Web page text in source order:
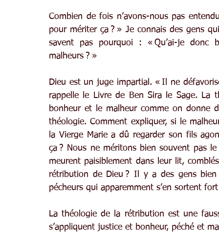
Combien de fois n’avons-nous pas
pour mériter ça ? » Je connais des gens
savent pas pourquoi : « Qu’ai-je
malheurs ? »
Dieu est un juge impartial. « Il ne
rappelle le Livre de Ben Sira le Sage. La
bonheur et le malheur comme on donne
théologie. Comment expliquer, si le
la Vierge Marie a dû regarder son fils
ça ? Nous ne méritons bien souvent pas
meurent paisiblement dans leur lit,
rétribution de Dieu ? Il y a des gens
pécheurs qui apparemment s’en sortent
La théologie de la rétribution est une
s’appliquent justice et bonheur, péché et